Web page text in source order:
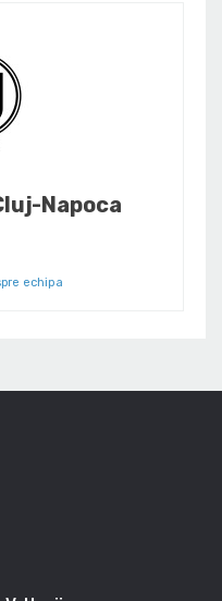
Napoca
echipa